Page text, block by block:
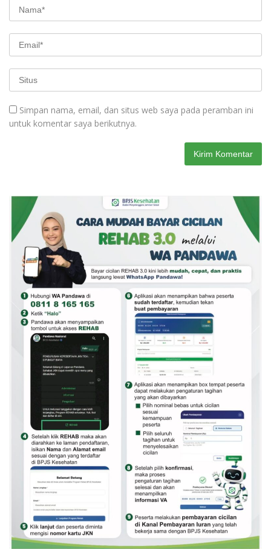
Simpan nama, email, dan situs web saya pada peramban ini
untuk komentar saya berikutnya.